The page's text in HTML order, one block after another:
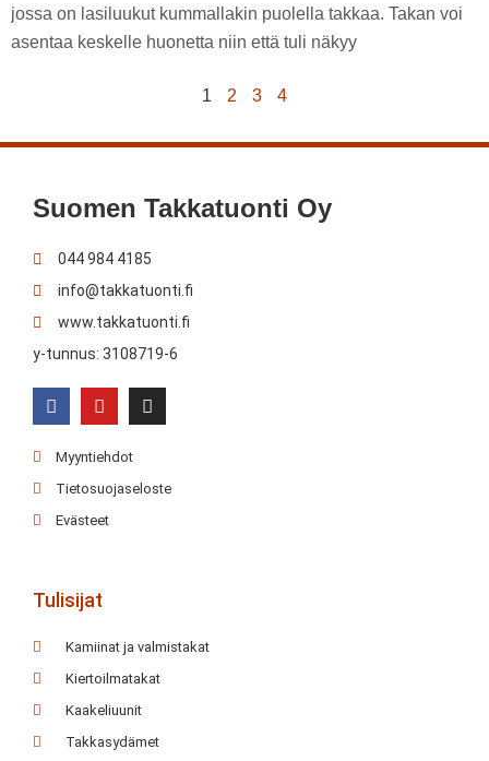
jossa on lasiluukut kummallakin puolella takkaa. Takan voi
asentaa keskelle huonetta niin että tuli näkyy
1 2 3 4
Suomen Takkatuonti Oy
044 984 4185
info@takkatuonti.fi
www.takkatuonti.fi
y-tunnus: 3108719-6
Myyntiehdot
Tietosuojaseloste
Evästeet
Tulisijat
Kamiinat ja valmistakat
Kiertoilmatakat
Kaakeliuunit
Takkasydämet